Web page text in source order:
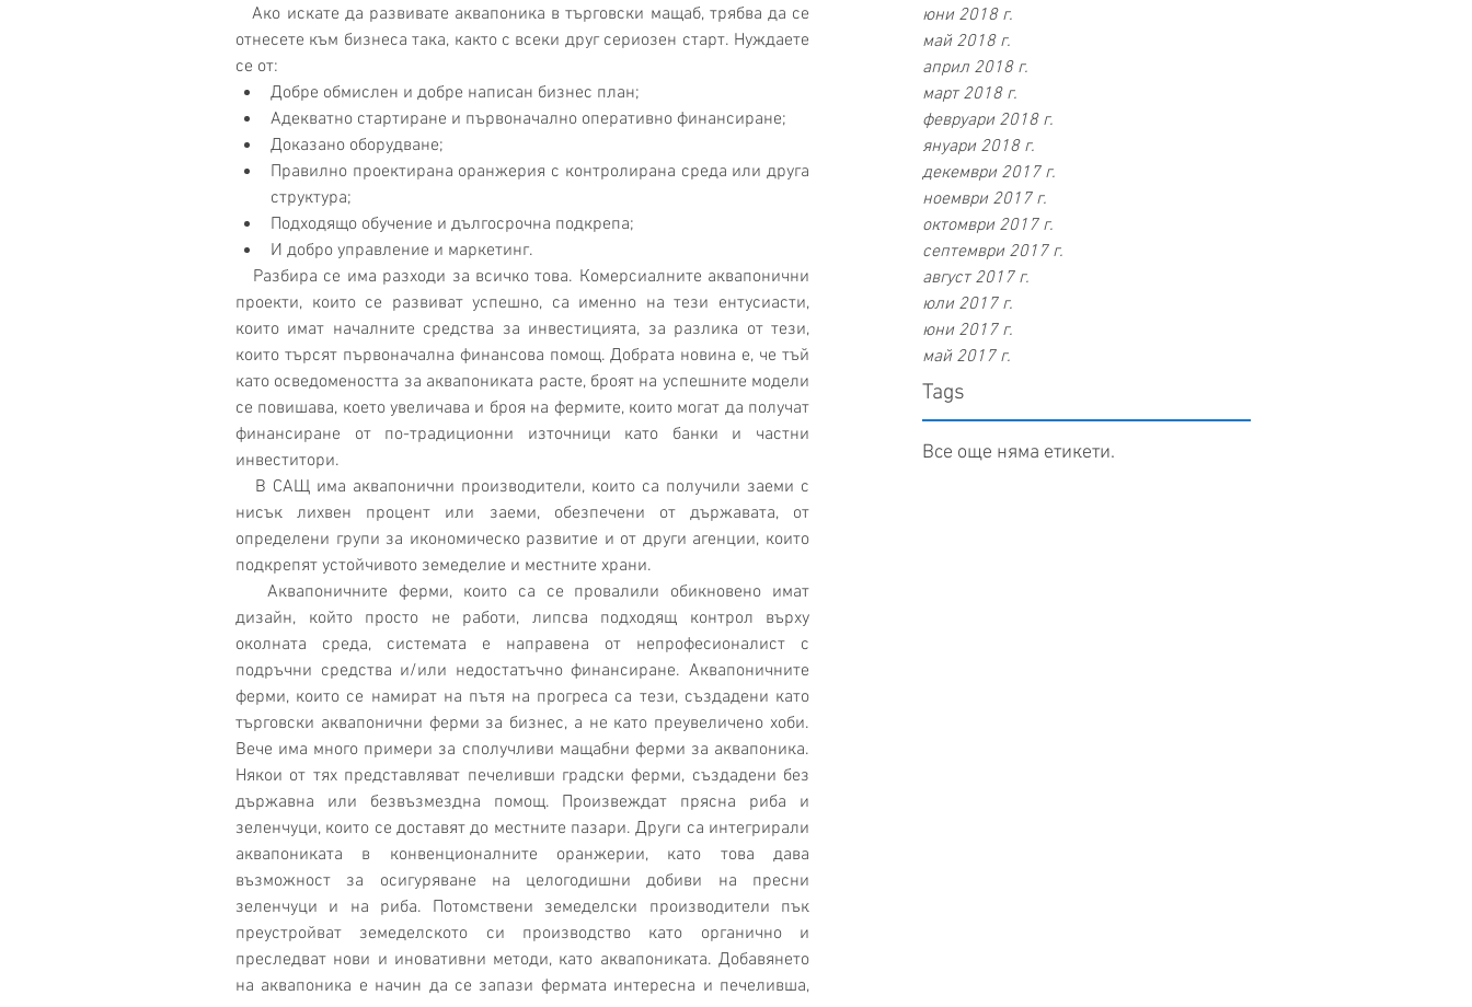
юни 2018 г.
май 2018 г.
април 2018 г.
март 2018 г.
февруари 2018 г.
януари 2018 г.
декември 2017 г.
ноември 2017 г.
октомври 2017 г.
септември 2017 г.
август 2017 г.
юли 2017 г.
юни 2017 г.
май 2017 г.
Tags
Все още няма етикети.
   Ако искате да развивате аквапоника в търговски мащаб, трябва да се
отнесете към бизнеса така, както с всеки друг сериозен старт. Нуждаете
се от:
Добре обмислен и добре написан бизнес план;
Адекватно стартиране и първоначално оперативно финансиране;
Доказано оборудване;
Правилно проектирана оранжерия с контролирана среда или друга
структура;
Подходящо обучение и дългосрочна подкрепа;
И добро управление и маркетинг.
проекти, които се развиват успешно, са именно на тези ентусиасти,
които имат началните средства за инвестицията, за разлика от тези,
които търсят първоначална финансова помощ. Добрата новина е, че тъй
като осведомеността за аквапониката расте, броят на успешните модели
се повишава, което увеличава и броя на фермите, които могат да получат
финансиране от по-традиционни източници като банки и частни
инвеститори.
нисък лихвен процент или заеми, обезпечени от държавата, от
определени групи за икономическо развитие и от други агенции, които
подкрепят устойчивото земеделие и местните храни.
   Аквапоничните ферми, които са се провалили обикновено имат
дизайн, който просто не работи, липсва подходящ контрол върху
околната среда, системата е направена от непрофесионалист с
подръчни средства и/или недостатъчно финансиране. Аквапоничните
ферми, които се намират на пътя на прогреса са тези, създадени като
търговски аквапонични ферми за бизнес, а не като преувеличено хоби.
Вече има много примери за сполучливи мащабни ферми за аквапоника.
Някои от тях представляват печеливши градски ферми, създадени без
държавна или безвъзмездна помощ. Произвеждат прясна риба и
зеленчуци, които се доставят до местните пазари. Други са интегрирали
аквапониката в конвенционалните оранжерии, като това дава
възможност за осигуряване на целогодишни добиви на пресни
зеленчуци и на риба. Потомствени земеделски производители пък
преустройват земеделското си производство като органично и
преследват нови и иновативни методи, като аквапониката. Добавянето
на аквапоника е начин да се запази фермата интересна и печеливша,